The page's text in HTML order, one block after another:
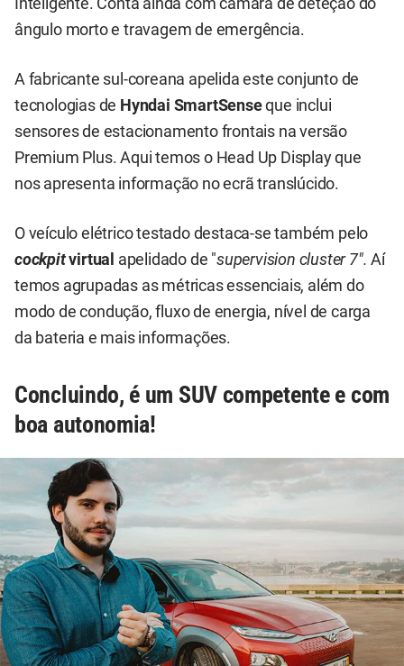
ângulo morto e travagem de emergência.
A fabricante sul-coreana apelida este conjunto de
tecnologias de Hyndai SmartSenseque inclui
sensores de estacionamento frontais na versão
Premium Plus. Aqui temos o Head Up Display que
nos apresenta informação no ecrã translúcido.
O veículo elétrico testado destaca-se também pelo
cockpitvirtual apelidado de "supervision cluster 7".Aí
temos agrupadas as métricas essenciais, além do
modo de condução, fluxo de energia, nível de carga
da bateria e mais informações.
Concluindo, é um SUV competente e com
boa autonomia!